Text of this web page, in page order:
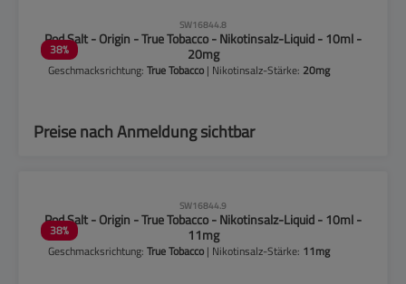
38%
SW16844.8
Pod Salt - Origin - True Tobacco - Nikotinsalz-Liquid - 10ml -
20mg
Geschmacksrichtung:True Tobacco | Nikotinsalz-Stärke: 20mg
Preise nach Anmeldung sichtbar
38%
SW16844.9
Pod Salt - Origin - True Tobacco - Nikotinsalz-Liquid - 10ml -
11mg
Geschmacksrichtung:True Tobacco | Nikotinsalz-Stärke: 11mg